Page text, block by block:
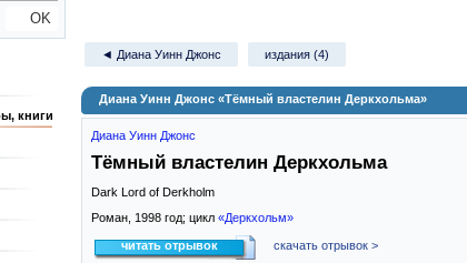
OK
◄ Диана Уинн Джонс издания (4)
Диана Уинн Джонс «Тёмный властелин Деркхольма»
Диана Уинн Джонс
Тёмный властелин Деркхольма
Dark Lord of Derkholm
Роман, 1998 год; цикл «Деркхольм»
читать отрывок скачать отрывок >
книги